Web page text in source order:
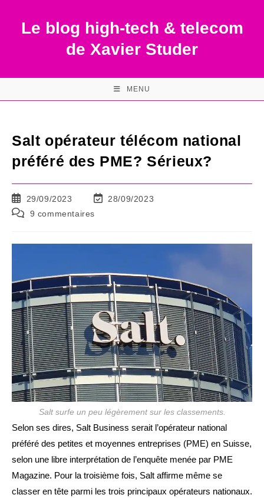
contentLe blog high-tech & telecom
de Xavier Studer
MENU
Salt opérateur télécom national
préféré des PME? Sérieux?
Publication
publiée :
29/09/2023
Dernière
publication :
28/09/2023
Commentaires
publication :
9 commentaires
Salt surfe un peu légèrement sur les classements.
Selon ses dires, Salt Business serait l’opérateur national
préféré des petites et moyennes entreprises (PME) en Suisse,
selon une libre interprétation de l’enquête menée par PME
Magazine. Pour la troisième fois, Salt affirme même se
classer en tête parmi les trois principaux opérateurs nationaux.